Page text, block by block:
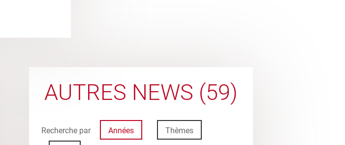
AUTRES NEWS (59)
Recherche par Années Thèmes